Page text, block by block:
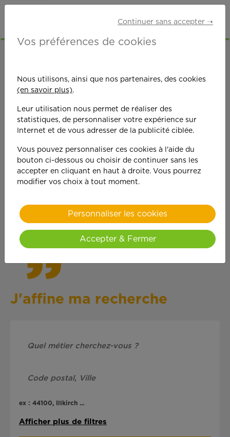
On est toujours plus
performant
quand on y met du
cœur !
J'affine ma recherche
ex : 44100, Illkirch ...
Afficher plus de filtres
Continuer sans accepter ➝
Vos préférences de cookies
Nous utilisons, ainsi que nos partenaires, des cookies
(en savoir plus).
Leur utilisation nous permet de réaliser des
statistiques, de personnaliser votre expérience sur
Internet et de vous adresser de la publicité ciblée.
Vous pouvez personnaliser ces cookies à l'aide du
bouton ci-dessous ou choisir de continuer sans les
accepter en cliquant en haut à droite. Vous pourrez
modifier vos choix à tout moment.
Personnaliser les cookies
Accepter & Fermer